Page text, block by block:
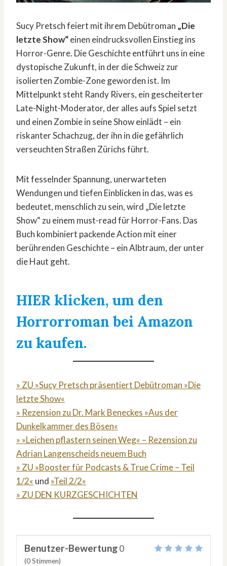
Sucy Pretsch feiert mit ihrem Debütroman „Die
letzte Show“einen eindrucksvollen Einstieg ins
Horror-Genre. Die Geschichte entführt uns in eine
dystopische Zukunft, in der die Schweiz zur
isolierten Zombie-Zone geworden ist. Im
Mittelpunkt steht Randy Rivers, ein gescheiterter
Late-Night-Moderator, der alles aufs Spiel setzt
und einen Zombie in seine Show einlädt – ein
riskanter Schachzug, der ihn in die gefährlich
verseuchten Straßen Zürichs führt.
Mit fesselnder Spannung, unerwarteten
Wendungen und tiefen Einblicken in das, was es
bedeutet, menschlich zu sein, wird „Die letzte
Show“ zu einem must-read für Horror-Fans. Das
Buch kombiniert packende Action mit einer
berührenden Geschichte – ein Albtraum, der unter
die Haut geht.
HIER klicken, um den
Horrorroman bei Amazon
zu kaufen.
» ZU »Sucy Pretsch präsentiert Debütroman »Die
letzte Show«
» Rezension zu Dr. Mark Beneckes »Aus der
Dunkelkammer des Bösen«
» »Leichen pflastern seinen Weg« – Rezension zu
Adrian Langenscheids neuem Buch
» ZU »Booster für Podcasts & True Crime – Teil
1/2« und »Teil 2/2«
» ZU DEN KURZGESCHICHTEN
Benutzer-Bewertung0
(0Stimmen)